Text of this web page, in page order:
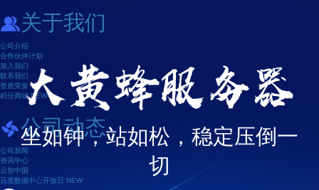
关于我们
公司介绍
合作伙伴计划
加入我们
联系我们
资质荣誉
积分商城NEW
公司动态
公司新闻
资讯中心
云智中国
百度数据中心开放日 NEW
坐如钟，站如松，稳定压倒一
切